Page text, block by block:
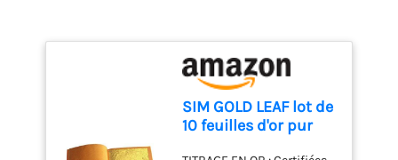
SIM GOLD LEAF lot de
10 feuilles d'or pur